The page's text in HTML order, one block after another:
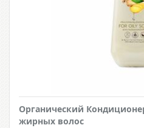
Органический
жирных волос